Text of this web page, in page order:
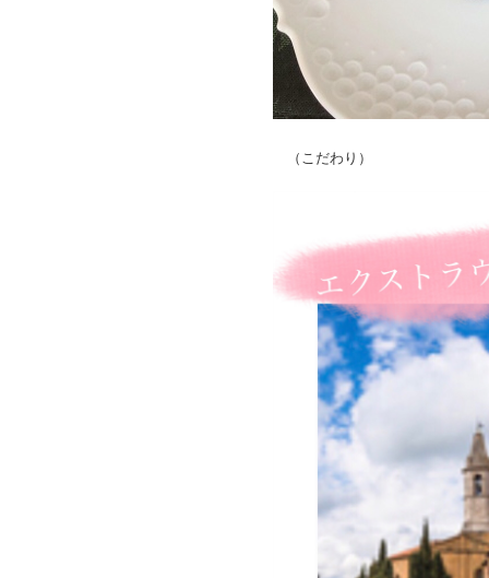
（こだわり）